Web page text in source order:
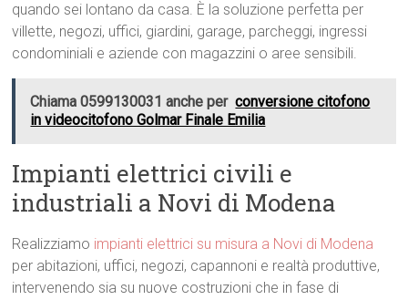
quando sei lontano da casa. È la soluzione perfetta per
villette, negozi, uffici, giardini, garage, parcheggi, ingressi
condominiali e aziende con magazzini o aree sensibili.
Chiama 0599130031 anche per conversione citofono
in videocitofono Golmar Finale Emilia
Impianti elettrici civili e
industriali a Novi di Modena
Realizziamo impianti elettrici su misura a Novi di Modena
per abitazioni, uffici, negozi, capannoni e realtà produttive,
intervenendo sia su nuove costruzioni che in fase di